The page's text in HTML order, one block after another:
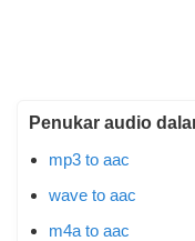
Penukar audio
mp3 to aac
wave to aac
m4a to aac